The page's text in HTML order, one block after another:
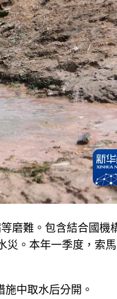
等磨難。包含結合國
災。本年一季度，索
中取水后分開。